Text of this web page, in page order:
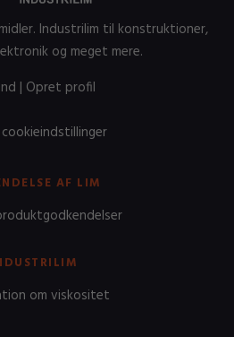
Industrilim til konstruktioner,
og meget mere.
| Opret profil
AF LIM
om viskositet